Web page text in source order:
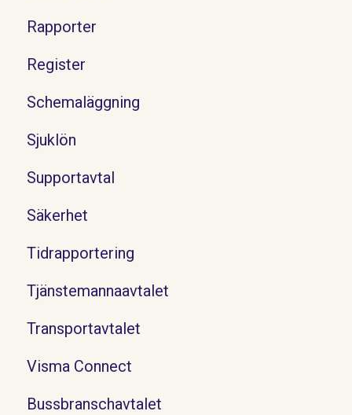
Rapporter
Register
Schemaläggning
Sjuklön
Supportavtal
Säkerhet
Tidrapportering
Tjänstemannaavtalet
Transportavtalet
Visma Connect
Bussbranschavtalet